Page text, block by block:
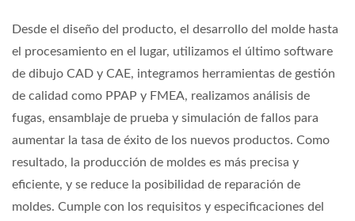
Desde el diseño del producto, el desarrollo del molde hasta
el procesamiento en el lugar, utilizamos el último software
de dibujo CAD y CAE, integramos herramientas de gestión
de calidad como PPAP y FMEA, realizamos análisis de
fugas, ensamblaje de prueba y simulación de fallos para
aumentar la tasa de éxito de los nuevos productos. Como
resultado, la producción de moldes es más precisa y
eficiente, y se reduce la posibilidad de reparación de
moldes. Cumple con los requisitos y especificaciones del